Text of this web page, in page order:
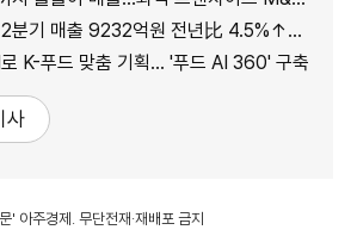
매출 9232억원 전년比 4.5%↑…'식봄' 성장세 뚜렷
K-푸드 맞춤 기획… '푸드 AI 360' 구축
사
아주경제. 무단전재·재배포 금지